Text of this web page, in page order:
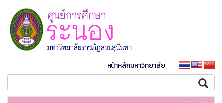
หน้าหลักมหาวิทยาลัย